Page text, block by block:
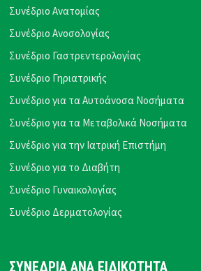
Συνέδριο Ανατομίας
Συνέδριο Ανοσολογίας
Συνέδριο Γαστρεντερολογίας
Συνέδριο Γηριατρικής
Συνέδριο για τα Αυτοάνοσα Νοσήματα
Συνέδριο για τα Μεταβολικά Νοσήματα
Συνέδριο για την Ιατρική Επιστήμη
Συνέδριο για το Διαβήτη
Συνέδριο Γυναικολογίας
Συνέδριο Δερματολογίας
ΣΥΝΕΔΡΙΑ ΑΝΑ ΕΙΔΙΚΟΤΗΤΑ